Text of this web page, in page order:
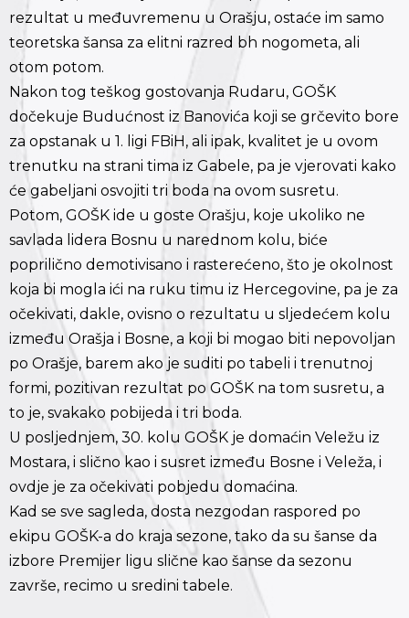
rezultat u međuvremenu u Orašju, ostaće im samo
teoretska šansa za elitni razred bh nogometa, ali
otom potom.
Nakon tog teškog gostovanja Rudaru, GOŠK
dočekuje Budućnost iz Banovića koji se grčevito bore
za opstanak u 1. ligi FBiH, ali ipak, kvalitet je u ovom
trenutku na strani tima iz Gabele, pa je vjerovati kako
će gabeljani osvojiti tri boda na ovom susretu.
Potom, GOŠK ide u goste Orašju, koje ukoliko ne
savlada lidera Bosnu u narednom kolu, biće
poprilično demotivisano i rasterećeno, što je okolnost
koja bi mogla ići na ruku timu iz Hercegovine, pa je za
očekivati, dakle, ovisno o rezultatu u sljedećem kolu
između Orašja i Bosne, a koji bi mogao biti nepovoljan
po Orašje, barem ako je suditi po tabeli i trenutnoj
formi, pozitivan rezultat po GOŠK na tom susretu, a
to je, svakako pobijeda i tri boda.
U posljednjem, 30. kolu GOŠK je domaćin Veležu iz
Mostara, i slično kao i susret između Bosne i Veleža, i
ovdje je za očekivati pobjedu domaćina.
Kad se sve sagleda, dosta nezgodan raspored po
ekipu GOŠK-a do kraja sezone, tako da su šanse da
izbore Premijer ligu slične kao šanse da sezonu
završe, recimo u sredini tabele.